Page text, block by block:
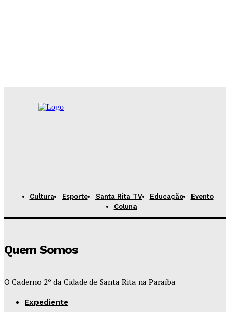
Cultura Esporte Santa Rita TV Educação
Evento
Coluna
Quem Somos
O Caderno 2º da Cidade de Santa Rita na Paraíba
Expediente